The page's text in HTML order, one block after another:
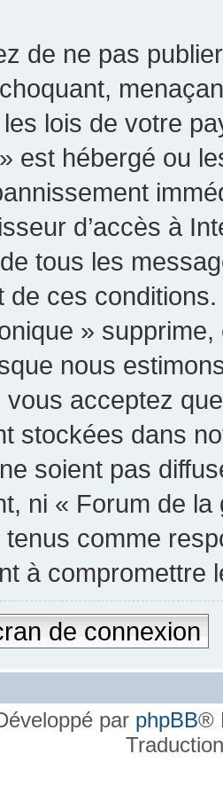
de ne pas
lois de votre
est hébergé ou
d’accès à
de tous les
de ces
»
nous
vous acceptez
stockées dans
soient pas
ni « Forum de
comme
à compromettre
de connexion
par phpBB®